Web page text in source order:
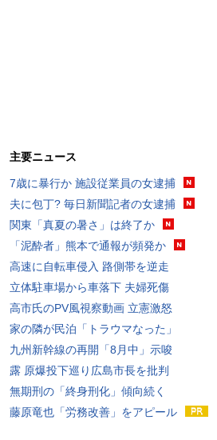
主要ニュース
7歳に暴行か 施設従業員の女逮捕
夫に包丁? 毎日新聞記者の女逮捕
関東「真夏の暑さ」は終了か
「泥酔者」熊本で通報が頻発か
高速に自転車侵入 路側帯を逆走
立体駐車場から車落下 夫婦死傷
高市氏のPV風視察動画 立憲激怒
家の隣が民泊「トラウマなった」
九州新幹線の再開「8月中」示唆
露 原爆投下巡り広島市長を批判
無期刑の「終身刑化」傾向続く
藤原竜也「労務改善」をアピール